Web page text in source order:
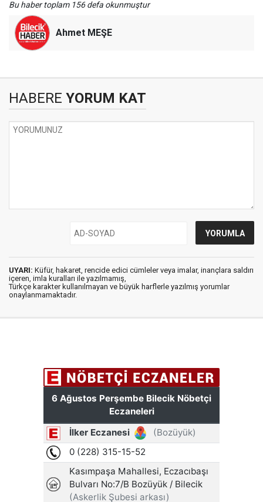
Bu haber toplam 156 defa okunmuştur
Ahmet MEŞE
HABERE YORUM KAT
UYARI: Küfür, hakaret, rencide edici cümleler veya imalar, inançlara saldırı
içeren, imla kuralları ile yazılmamış,
Türkçe karakter kullanılmayan ve büyük harflerle yazılmış yorumlar
onaylanmamaktadır.